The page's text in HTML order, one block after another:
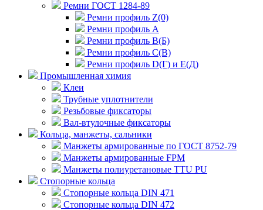
Ремни ГОСТ 1284-89
Ремни профиль Z(0)
Ремни профиль А
Ремни профиль В(Б)
Ремни профиль С(В)
Ремни профиль D(Г) и E(Д)
Промышленная химия
Клеи
Трубные уплотнители
Резьбовые фиксаторы
Вал-втулочные фиксаторы
Кольца, манжеты, сальники
Манжеты армированные по ГОСТ 8752-79
Манжеты армированные FPM
Манжеты полиуретановые TTU PU
Стопорные кольца
Стопорные кольца DIN 471
Стопорные кольца DIN 472